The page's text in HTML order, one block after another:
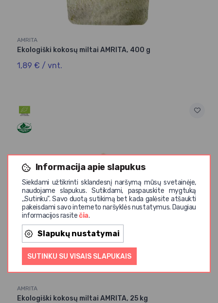
Informacija apie slapukus
Siekdami užtikrinti sklandesnį naršymą mūsų svetainėje,
naudojame slapukus. Sutikdami, paspauskite mygtuką
,,Sutinku". Savo duotą sutikimą bet kada galėsite atšaukti
pakeisdami savo interneto naršyklės nustatymus. Daugiau
informacijos rasitečia.
Slapukų nustatymai
SUTINKU SU VISAIS SLAPUKAIS
AMRITA
Ekologiški kokosų miltai AMRITA, 400 g
1,89 € / vnt.
AMRITA
Ekologiški kokosų miltai AMRITA, 25 kg